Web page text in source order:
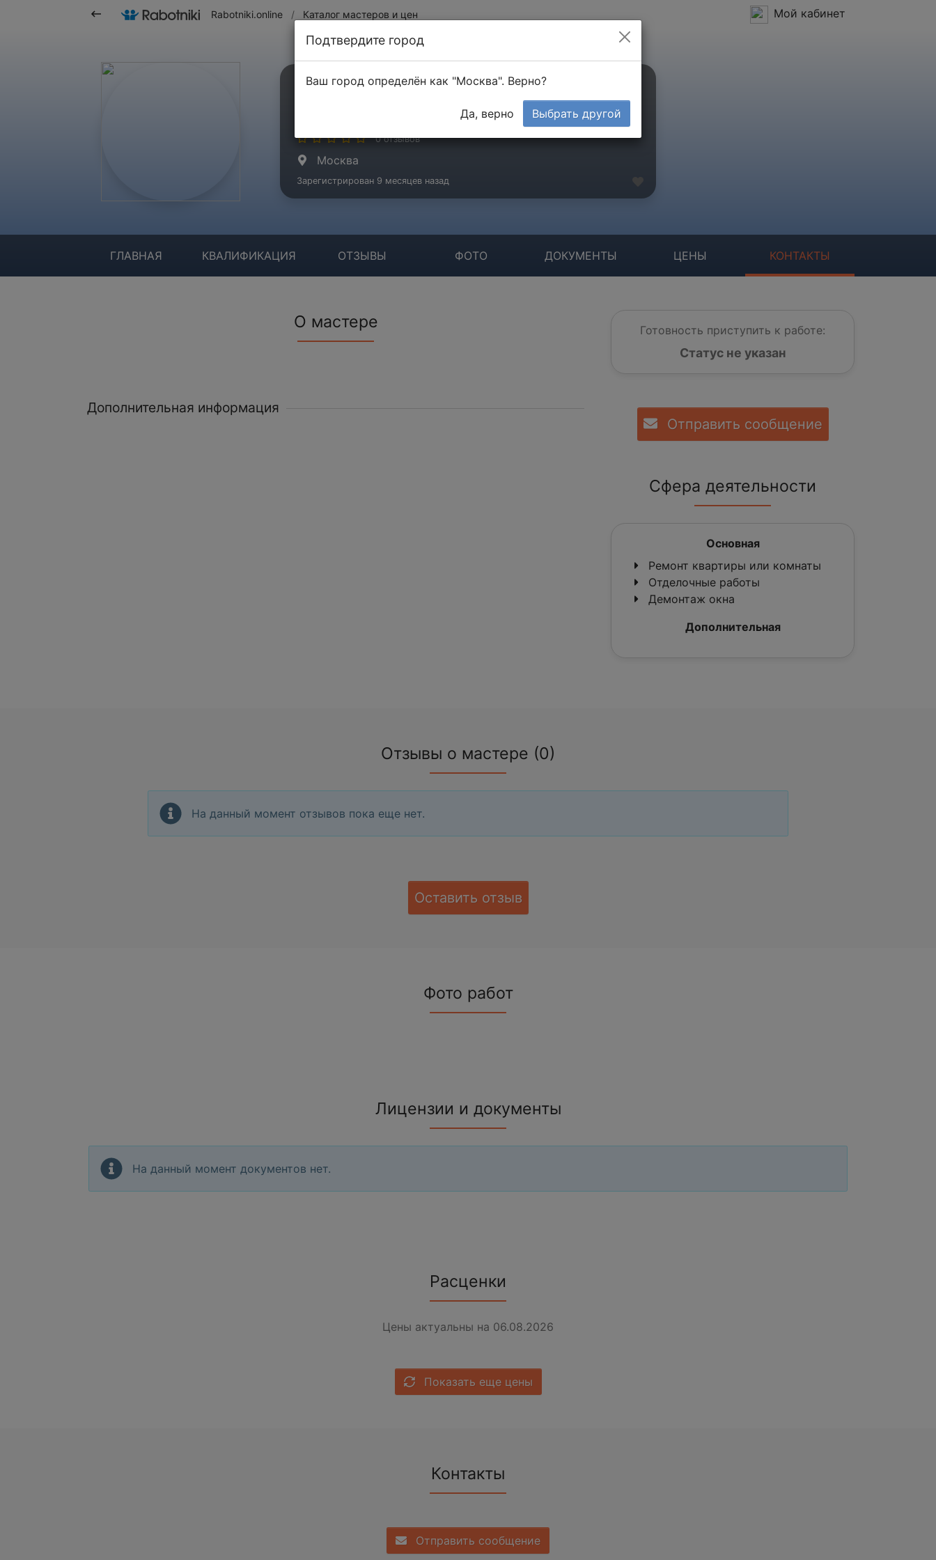
Rabotniki.online / Каталог мастеров и цен Мой кабинет
Маляшов Роман
0 отзывов
Москва
Зарегистрирован 9 месяцев назад
ГЛАВНАЯ КВАЛИФИКАЦИЯ ОТЗЫВЫ ФОТО ДОКУМЕНТЫ ЦЕНЫ КОНТАКТЫ
О мастере
Дополнительная информация
Готовность приступить к работе:
Статус не указан
Отправить сообщение
Сфера деятельности
Основная
Ремонт квартиры или комнаты
Отделочные работы
Демонтаж окна
Дополнительная
Отзывы о мастере (0)
На данный момент отзывов пока еще нет.
Оставить отзыв
Фото работ
Лицензии и документы
На данный момент документов нет.
Расценки
Цены актуальны на 06.08.2026
Показать еще цены
Контакты
Отправить сообщение
Подтвердите город
Ваш город определён как "Москва". Верно?
Да, верно Выбрать другой